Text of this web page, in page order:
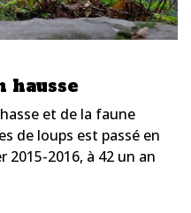
hausse
et de la faune
de loups est passé en
2015-2016, à 42 un an